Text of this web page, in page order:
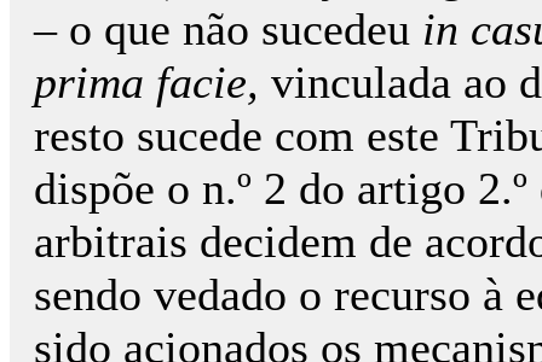
– o que não sucedeu in
prima facie, vinculada ao
resto sucede com este
dispõe o n.º 2 do artigo
arbitrais decidem de
sendo vedado o recurso à
sido acionados os